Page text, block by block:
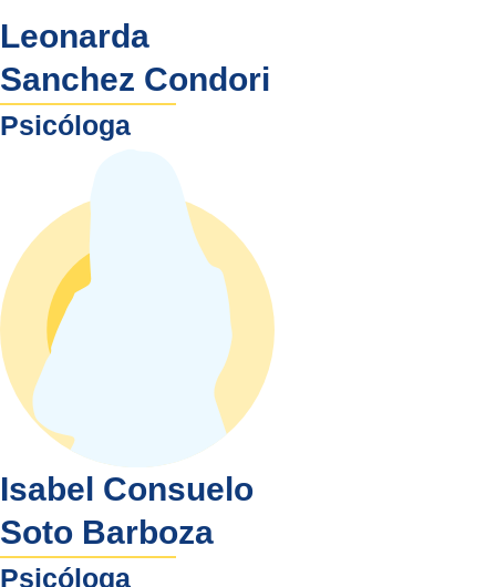
Leonarda
Sanchez Condori
Psicóloga
Isabel Consuelo
Soto Barboza
Psicóloga